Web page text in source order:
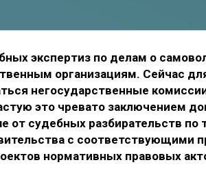
экспертиз по делам о
организациям. Сейчас
негосударственные
это чревато заключением
от судебных разбирательств по
с соответствующими
нормативных правовых